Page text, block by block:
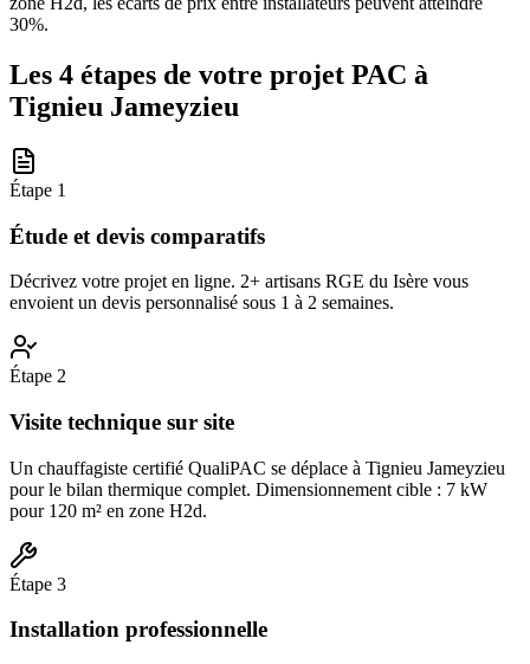
30%.
Les 4 étapes de votre projet PAC à
Tignieu Jameyzieu
Étape 1
Étude et devis comparatifs
Décrivez votre projet en ligne. 2+ artisans RGE du Isère vous
envoient un devis personnalisé sous 1 à 2 semaines.
Étape 2
Visite technique sur site
Un chauffagiste certifié QualiPAC se déplace à Tignieu Jameyzieu
pour le bilan thermique complet. Dimensionnement cible : 7 kW
pour 120 m² en zone H2d.
Étape 3
Installation professionnelle